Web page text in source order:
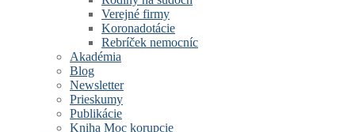
Verejné firmy
Koronadotácie
Rebríček nemocníc
Akadémia
Blog
Newsletter
Prieskumy
Publikácie
Kniha Moc korupcie